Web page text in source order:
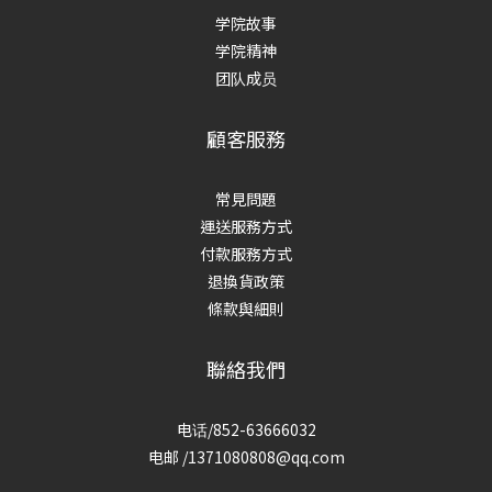
学院故事
学院精神
团队成员
顧客服務
常見問題
運送服務方式
付款服務方式
退換貨政策
條款與細則
聯絡我們
电话/852-63666032
电邮 /1371080808@qq.com